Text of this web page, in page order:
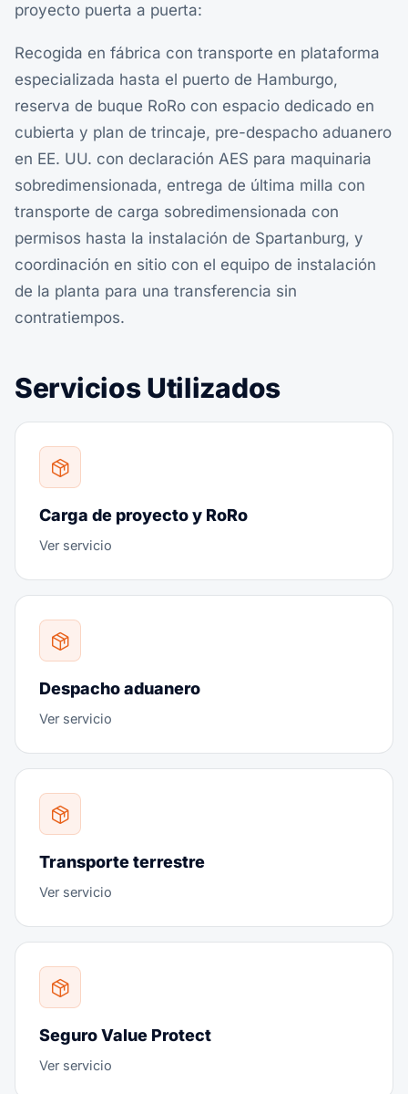
proyecto puerta a puerta:
Recogida en fábrica con transporte en plataforma
especializada hasta el puerto de Hamburgo,
reserva de buque RoRo con espacio dedicado en
cubierta y plan de trincaje, pre-despacho aduanero
en EE. UU. con declaración AES para maquinaria
sobredimensionada, entrega de última milla con
transporte de carga sobredimensionada con
permisos hasta la instalación de Spartanburg, y
coordinación en sitio con el equipo de instalación
de la planta para una transferencia sin
contratiempos.
Servicios Utilizados
Carga de proyecto y RoRo
Ver servicio
Despacho aduanero
Ver servicio
Transporte terrestre
Ver servicio
Seguro Value Protect
Ver servicio